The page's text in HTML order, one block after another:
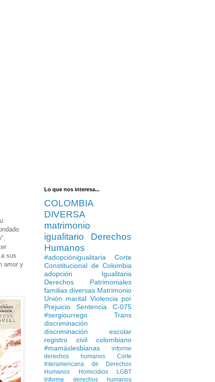
sus
amor y
Lo que nos interesa...
COLOMBIA
DIVERSA
matrimonio
igualitario
Derechos
Humanos
#adopciónigualitaria
Corte
Constitucional de Colombia
adopción Igualitaria
Derechos Patrimoniales
familias diversas Matrimonio
Unión marital Violencia por
Prejuicio
Sentencia C-075
#sergiourrego
Trans
discriminación
discriminación escolar
registro civil colombiano
#mamáslesbianas
informe
derechos humanos
Corte
Interamericana de Derechos
Humanos
Homicidios LGBT
Informe derechos humanos